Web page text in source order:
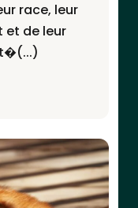
race, leur
et de leur